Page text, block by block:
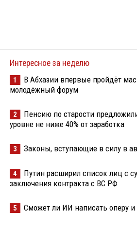
Интересное за неделю
1
В Абхазии впервые пройдёт
молодёжный форум
2
Пенсию по старости
уровне не ниже 40% от заработка
3 Законы, вступающие в силу в
4
Путин расширил список лиц с
заключения контракта с ВС РФ
5 Сможет ли ИИ написать оперу